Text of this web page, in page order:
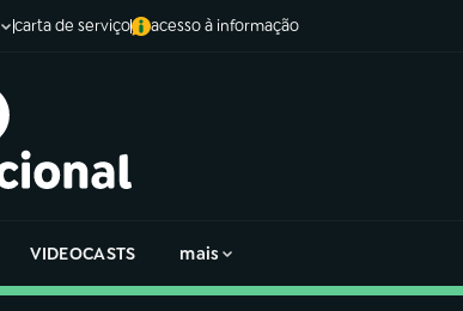
carta de serviço acesso à informação
VIDEOCASTS mais